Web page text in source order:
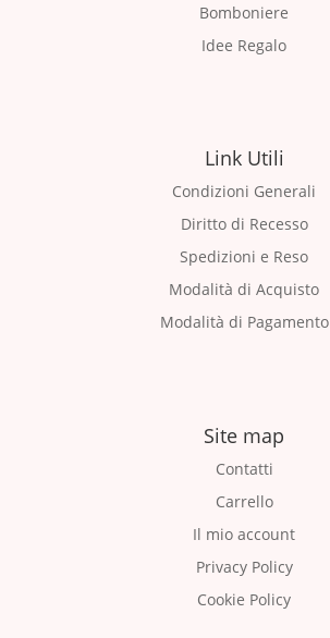
Bomboniere
Idee Regalo
Link Utili
Condizioni Generali
Diritto di Recesso
Spedizioni e Reso
Modalità di Acquisto
Modalità di Pagamento
Site map
Contatti
Carrello
Il mio account
Privacy Policy
Cookie Policy